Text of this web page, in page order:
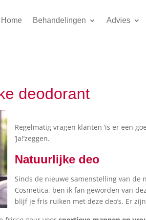
Home Behandelingen Advies
deodorant
Regelmatig vragen klanten ‘is er een
‘Ja!’zeggen.
Natuurlijke deo
Sinds de nieuwe samenstelling van de
Cosmetica, ben ik fan geworden van
blijf je fris ruiken met deze deo’s. Er